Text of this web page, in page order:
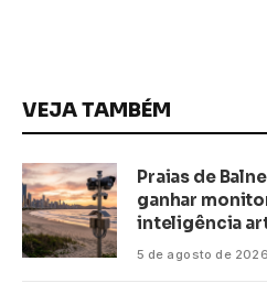
VEJA TAMBÉM
Praias de
ganhar
inteligência
5 de agosto de 2026